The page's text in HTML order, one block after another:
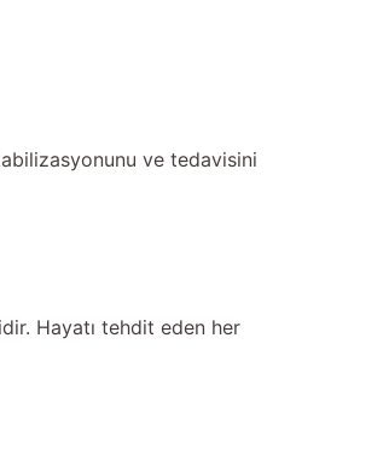
ve tedavisini
Hayatı tehdit eden her